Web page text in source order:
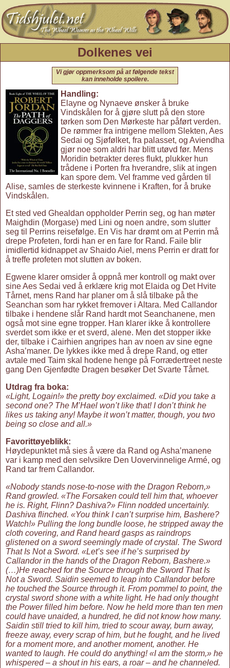
Dolkenes vei
Vi gjør oppmerksom på at følgende tekst
kan inneholde spoilere.
Handling:
Elayne og Nynaeve ønsker å bruke
Vindskålen for å gjøre slutt på den store
tørken som Den Mørkeste har påført verden.
De rømmer fra intrigene mellom Slekten, Aes
Sedai og Sjøfølket, fra palasset, og Aviendha
gjør noe som aldri har blitt utøvd før. Mens
Moridin betrakter deres flukt, plukker hun
trådene i Porten fra hverandre, slik at ingen
kan spore dem. Vel framme ved gården til
Alise, samles de sterkeste kvinnene i Kraften, for å bruke
Vindskålen.
Et sted ved Ghealdan oppholder Perrin seg, og han møter
Maighdin (Morgase) med Lini og noen andre, som slutter
seg til Perrins reisefølge. En Vis har drømt om at Perrin må
drepe Profeten, fordi han er en fare for Rand. Faile blir
imidlertid kidnappet av Shaido Aiel, mens Perrin er dratt for
å treffe profeten mot slutten av boken.
Egwene klarer omsider å oppnå mer kontroll og makt over
sine Aes Sedai ved å erklære krig mot Elaida og Det Hvite
Tårnet, mens Rand har planer om å slå tilbake på the
Seanchan som har rykket fremover i Altara. Med Callandor
tilbake i hendene slår Rand hardt mot Seanchanene, men
også mot sine egne tropper. Han klarer ikke å kontrollere
sverdet som ikke er et sverd, alene. Men det stopper ikke
der, tilbake i Cairhien angripes han av noen av sine egne
Asha’maner. De lykkes ikke med å drepe Rand, og etter
avtale med Taim skal hodene henge på Forrædertreet neste
gang Den Gjenfødte Dragen besøker Det Svarte Tårnet.
Utdrag fra boka:
«Light, Logain!» the pretty boy exclaimed. «Did you take a
second one? The M’Hael won’t like that! I don’t think he
likes us taking any! Maybe it won’t matter, though, you two
being so close and all.»
Favorittøyeblikk:
Høydepunktet må sies å være da Rand og Asha’manene
var i kamp med den selvsikre Den Uovervinnelige Armé, og
Rand tar frem Callandor.
«Nobody stands nose-to-nose with the Dragon Reborn,»
Rand growled. «The Forsaken could tell him that, whoever
he is. Right, Flinn? Dashiva?» Flinn nodded uncertainly.
Dashiva flinched. «You think I can’t surprise him, Bashere?
Watch!» Pulling the long bundle loose, he stripped away the
cloth covering, and Rand heard gasps as raindrops
glistened on a sword seemingly made of crystal. The Sword
That Is Not a Sword. «Let’s see if he’s surprised by
Callandor in the hands of the Dragon Reborn, Bashere.»
(…)He reached for the Source through the Sword That Is
Not a Sword. Saidin seemed to leap into Callandor before
he touched the Source through it. From pommel to point, the
crystal sword shone with a white light. He had only thought
the Power filled him before. Now he held more than ten men
could have unaided, a hundred, he did not know how many.
Saidin still tried to kill him, tried to scour away, burn away,
freeze away, every scrap of him, but he fought, and he lived
for a moment more, and another moment, another. He
wanted to laugh. He could do anything! «I am the storm,» he
whispered – a shout in his ears, a roar – and he channeled.